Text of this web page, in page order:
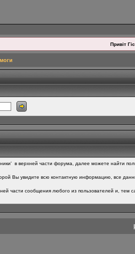
Привіт
в верхней части форума, далее можете найти
Вы увидите всю контактную информацию, все
части сообщения любого из пользователей и,